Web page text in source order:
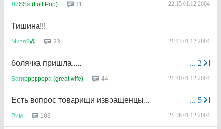
ЛиSSа (LolliPop) 31 22:15 01.12.2004
Тишина!!!
Митяй@ 23 21:43 01.12.2004
... 2
болячка пришла.....
Багиpppppppа (great wife) 44 21:40 01.12.2004
... 5
Есть вопрос товарищи извращенцы...
Рим 103 21:36 01.12.2004